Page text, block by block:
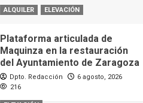
ALQUILER ELEVACIÓN
Plataforma articulada de
Maquinza en la restauración
del Ayuntamiento de Zaragoza
Dpto. Redacción
6 agosto, 2026
216